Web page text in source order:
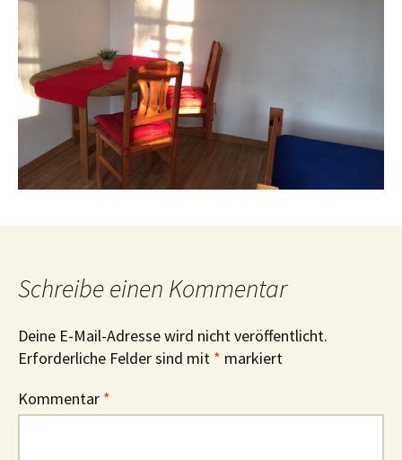
Schreibe einen Kommentar
Deine E-Mail-Adresse wird nicht veröffentlicht.
Erforderliche Felder sind mit * markiert
Kommentar *